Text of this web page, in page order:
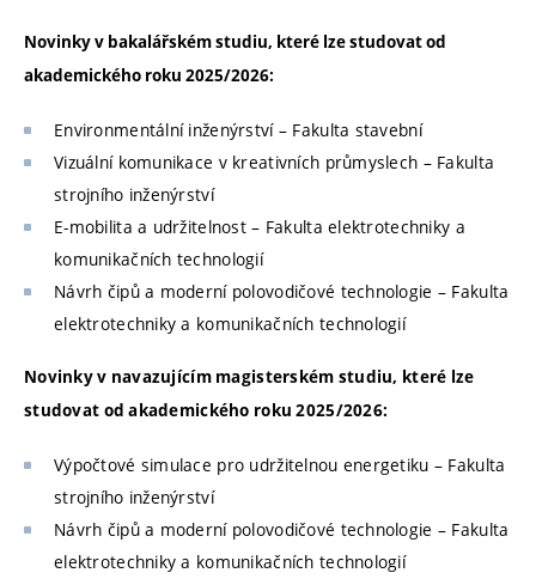
Novinky v bakalářském studiu, které lze studovat od
akademického roku 2025/2026:
Environmentální inženýrství – Fakulta stavební
Vizuální komunikace v kreativních průmyslech – Fakulta
strojního inženýrství
E-mobilita a udržitelnost – Fakulta elektrotechniky a
komunikačních technologií
Návrh čipů a moderní polovodičové technologie – Fakulta
elektrotechniky a komunikačních technologií
Novinky v navazujícím magisterském studiu, které lze
studovat od akademického roku 2025/2026:
Výpočtové simulace pro udržitelnou energetiku – Fakulta
strojního inženýrství
Návrh čipů a moderní polovodičové technologie – Fakulta
elektrotechniky a komunikačních technologií